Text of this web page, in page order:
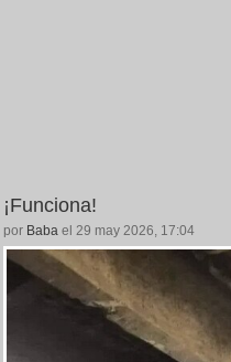
¡Funciona!
por Baba el 29 may 2026, 17:04